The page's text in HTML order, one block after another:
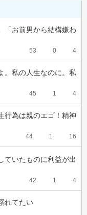
「お前男から結構嫌わ
53 0 4
。私の人生なのに。私
45 1 4
行為は親のエゴ！精神
44 1 16
ていたものに利益が出
42 1 4
れてたい